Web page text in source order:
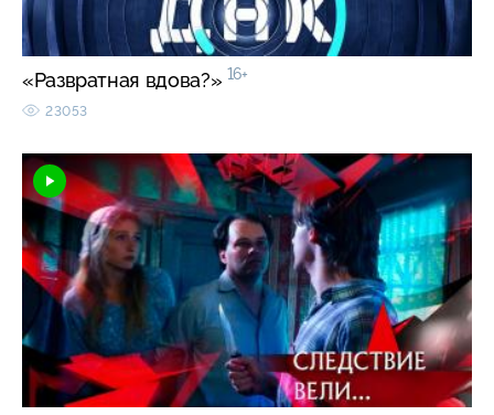
«Развратная вдова?» 16+
23053